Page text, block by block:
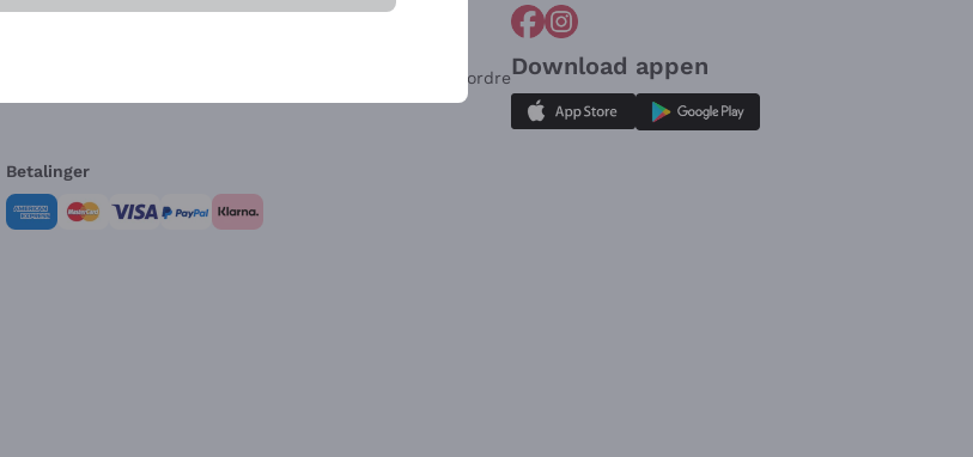
Hvem vi er
Kundeservice
Fortrydelsesformular for ordreDownload appen
Betalinger